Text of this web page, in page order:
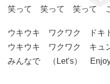
笑って 笑って 笑って
ウキウキ ワクワク ドキ
ウキウキ ワクワク キュ
みんなで （Let’s）